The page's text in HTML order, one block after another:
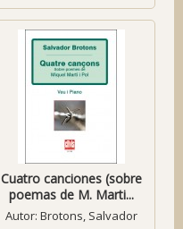
Cuatro canciones (sobre
poemas de M. Marti...
Autor: Brotons, Salvador